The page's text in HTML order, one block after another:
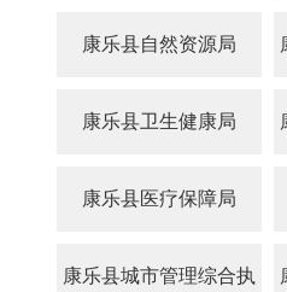
康乐县自然资源局
康乐县卫生健康局
康乐县医疗保障局
康乐县城市管理综合执